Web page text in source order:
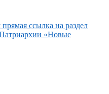
ссылка на раздел
Патриархии «Новые